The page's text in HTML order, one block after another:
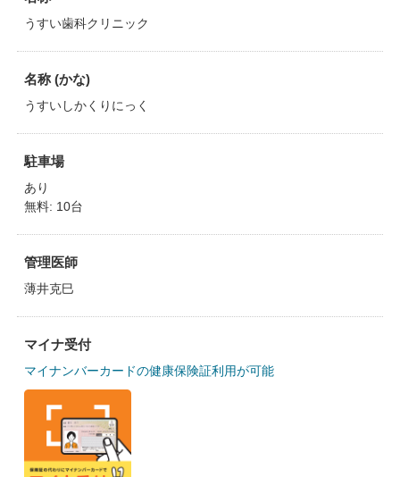
うすい歯科クリニック
名称 (かな)
うすいしかくりにっく
駐車場
あり
無料: 10台
管理医師
薄井克巳
マイナ受付
マイナンバーカードの健康保険証利用が可能